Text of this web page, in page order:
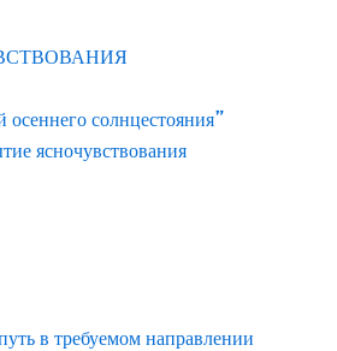
солнцестояния”
ясночувствования
в требуемом направлении